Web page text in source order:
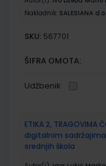
Nakladnik: SALESIANA
SKU: 567701
ŠIFRA OMOTA:
Udžbenik
ETIKA 2,
digitalnim
srednjih škola